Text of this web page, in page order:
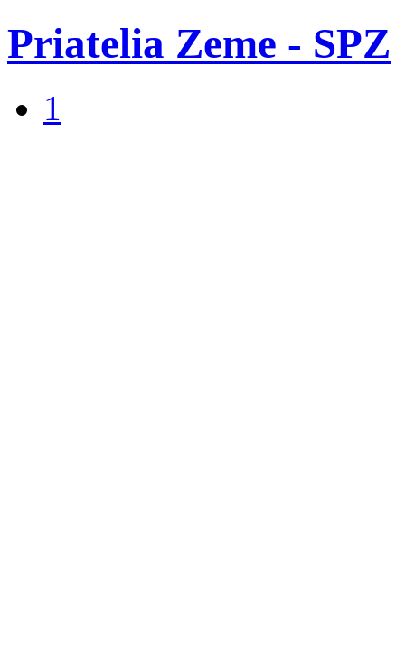
Priatelia Zeme - SPZ
1